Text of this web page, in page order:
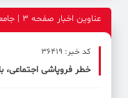
عناوین اخبار صفحه ۳ | جامعه | شنبه 5 آب‍ 1403
کد خبر: 36419
خطر فروپاشی اجتماعی،